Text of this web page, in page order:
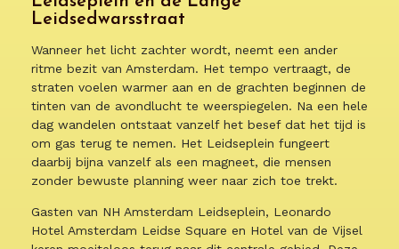
Leidsedwarsstraat
Wanneer het licht zachter wordt, neemt een ander
ritme bezit van Amsterdam. Het tempo vertraagt, de
straten voelen warmer aan en de grachten beginnen de
tinten van de avondlucht te weerspiegelen. Na een hele
dag wandelen ontstaat vanzelf het besef dat het tijd is
om gas terug te nemen. Het Leidseplein fungeert
daarbij bijna vanzelf als een magneet, die mensen
zonder bewuste planning weer naar zich toe trekt.
Gasten van NH Amsterdam Leidseplein, Leonardo
Hotel Amsterdam Leidse Square en Hotel van de Vijsel